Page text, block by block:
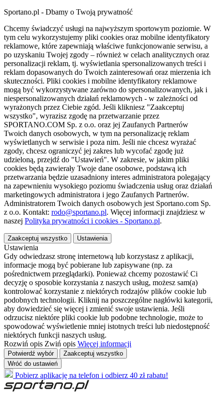
Sportano.pl - Dbamy o Twoją prywatność
Chcemy świadczyć usługi na najwyższym sportowym poziomie. W
tym celu wykorzystujemy pliki cookies oraz mobilne identyfikatory
reklamowe, które zapewniają właściwe funkcjonowanie serwisu, a
po uzyskaniu Twojej zgody – również w celach analitycznych oraz
personalizacji reklam, tj. wyświetlania spersonalizowanych treści i
reklam dopasowanych do Twoich zainteresowań oraz mierzenia ich
skuteczności. Pliki cookies i mobilne identyfikatory reklamowe
mogą być wykorzystywane zarówno do spersonalizowanych, jak i
niespersonalizowanych działań reklamowych - w zależności od
wyrażonych przez Ciebie zgód. Jeśli klikniesz "Zaakceptuj
wszystko", wyrazisz zgodę na przetwarzanie przez
SPORTANO.COM Sp. z o.o. oraz jej Zaufanych Partnerów
Twoich danych osobowych, w tym na personalizację reklam
wyświetlanych w serwisie i poza nim. Jeśli nie chcesz wyrażać
zgody, chcesz ograniczyć jej zakres lub wycofać zgodę już
udzieloną, przejdź do "Ustawień". W zakresie, w jakim pliki
cookies będą zawierały Twoje dane osobowe, podstawą ich
przetwarzania będzie uzasadniony interes administratora polegający
na zapewnieniu wysokiego poziomu świadczenia usług oraz działań
marketingowych administratora i jego Zaufanych Partnerów.
Administratorem Twoich danych osobowych jest Sportano.com Sp.
z o.o. Kontakt: rodo@sportano.pl. Więcej informacji znajdziesz w
naszej Polityka prywatności i cookies - Sportano.pl.
Zaakceptuj wszystko Ustawienia
Ustawienia
Gdy odwiedzasz stronę internetową lub korzystasz z aplikacji,
informacje mogą być pobierane lub zapisywane (np. za
pośrednictwem przeglądarki). Ponieważ chcemy pozostawić Ci
decyzję o sposobie korzystania z naszych usług, możesz sam(a)
kontrolować korzystanie z niektórych rodzajów plików cookie lub
podobnych technologii. Kliknij na poszczególne nagłówki kategorii,
aby dowiedzieć się więcej i zmienić swoje ustawienia. Jeśli
odrzucisz niektóre pliki cookie lub podobne technologie, może to
spowodować wyświetlenie mniej istotnych treści lub niedostępność
niektórych funkcji naszych usług.
Rozwiń opis Zwiń opis Więcej informacji
Potwierdź wybór
Zaakceptuj wszystko
Wróć do ustawień
Pobierz aplikację na telefon i odbierz 40 zł rabatu!